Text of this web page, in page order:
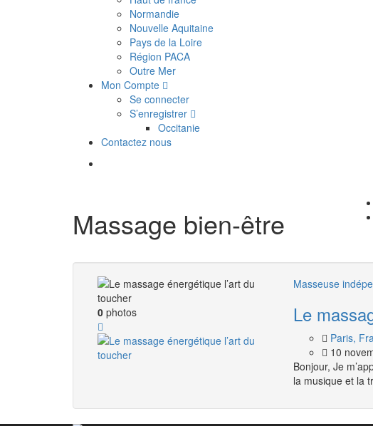
Normandie
Nouvelle Aquitaine
Pays de la Loire
Région PACA
Outre Mer
Mon Compte
Se connecter
S’enregistrer
Occitanie
Contactez nous
Massage bien-être
0 photos
Masseuse
Le
Paris,
10
Bonjour, Je
la musique et la